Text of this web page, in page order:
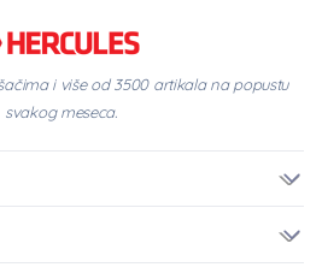
i više od 3500 artikala na popustu
svakog meseca.